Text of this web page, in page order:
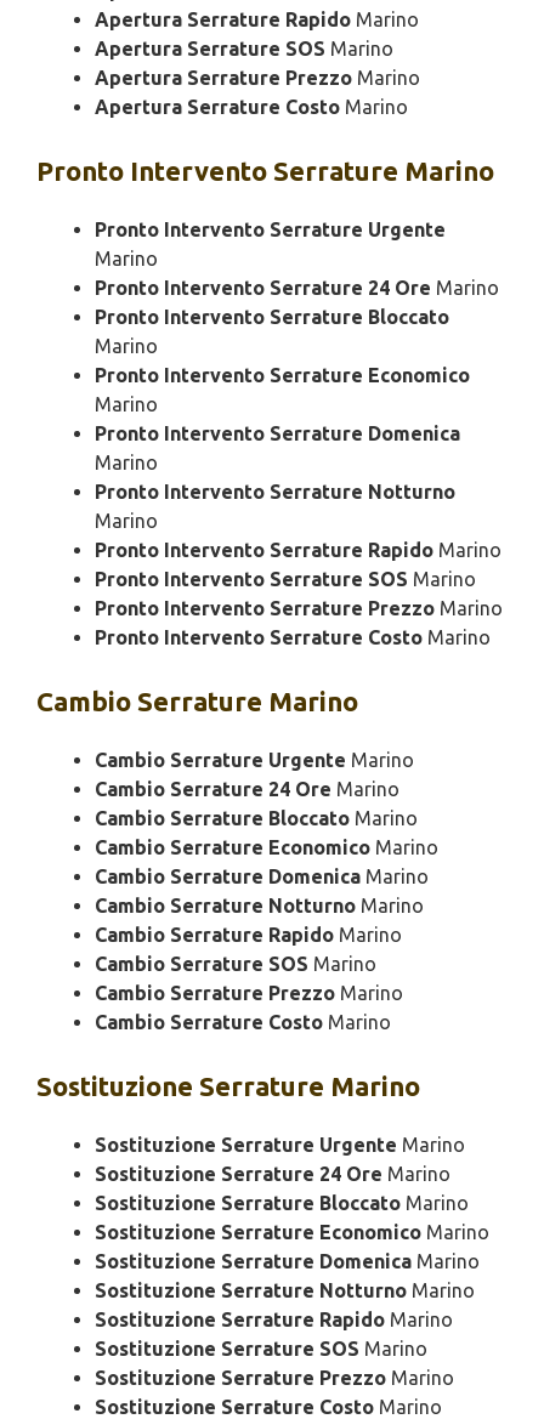
Apertura Serrature Rapido Marino
Apertura Serrature SOS Marino
Apertura Serrature Prezzo Marino
Apertura Serrature Costo Marino
Pronto Intervento Serrature Marino
Pronto Intervento Serrature Urgente
Marino
Pronto Intervento Serrature 24 Ore Marino
Pronto Intervento Serrature Bloccato
Marino
Pronto Intervento Serrature Economico
Marino
Pronto Intervento Serrature Domenica
Marino
Pronto Intervento Serrature Notturno
Marino
Pronto Intervento Serrature Rapido Marino
Pronto Intervento Serrature SOS Marino
Pronto Intervento Serrature Prezzo Marino
Pronto Intervento Serrature Costo Marino
Cambio Serrature Marino
Cambio Serrature Urgente Marino
Cambio Serrature 24 Ore Marino
Cambio Serrature Bloccato Marino
Cambio Serrature Economico Marino
Cambio Serrature Domenica Marino
Cambio Serrature Notturno Marino
Cambio Serrature Rapido Marino
Cambio Serrature SOS Marino
Cambio Serrature Prezzo Marino
Cambio Serrature Costo Marino
Sostituzione Serrature Marino
Sostituzione Serrature Urgente Marino
Sostituzione Serrature 24 Ore Marino
Sostituzione Serrature Bloccato Marino
Sostituzione Serrature Economico Marino
Sostituzione Serrature Domenica Marino
Sostituzione Serrature Notturno Marino
Sostituzione Serrature Rapido Marino
Sostituzione Serrature SOS Marino
Sostituzione Serrature Prezzo Marino
Sostituzione Serrature Costo Marino